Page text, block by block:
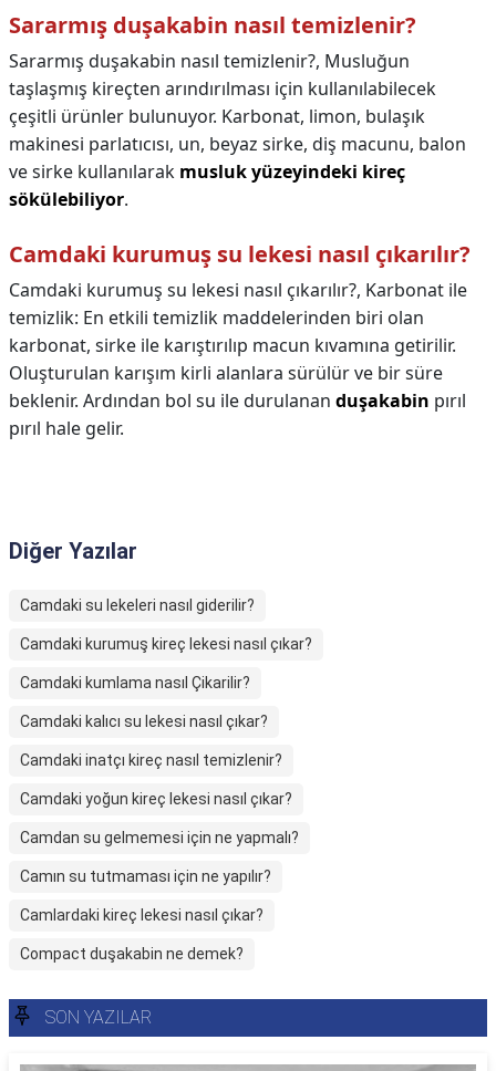
Sararmış duşakabin nasıl temizlenir?
Sararmış duşakabin nasıl temizlenir?, Musluğun
taşlaşmış kireçten arındırılması için kullanılabilecek
çeşitli ürünler bulunuyor. Karbonat, limon, bulaşık
makinesi parlatıcısı, un, beyaz sirke, diş macunu, balon
ve sirke kullanılarak musluk yüzeyindeki kireç
sökülebiliyor.
Camdaki kurumuş su lekesi nasıl çıkarılır?
Camdaki kurumuş su lekesi nasıl çıkarılır?, Karbonat ile
temizlik: En etkili temizlik maddelerinden biri olan
karbonat, sirke ile karıştırılıp macun kıvamına getirilir.
Oluşturulan karışım kirli alanlara sürülür ve bir süre
beklenir. Ardından bol su ile durulanan duşakabin pırıl
pırıl hale gelir.
Diğer Yazılar
Camdaki su lekeleri nasıl giderilir?
Camdaki kurumuş kireç lekesi nasıl çıkar?
Camdaki kumlama nasıl Çikarilir?
Camdaki kalıcı su lekesi nasıl çıkar?
Camdaki inatçı kireç nasıl temizlenir?
Camdaki yoğun kireç lekesi nasıl çıkar?
Camdan su gelmemesi için ne yapmalı?
Camın su tutmaması için ne yapılır?
Camlardaki kireç lekesi nasıl çıkar?
Compact duşakabin ne demek?
SON YAZILAR